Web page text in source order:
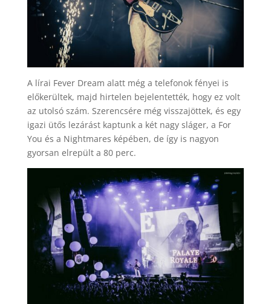
A lírai Fever Dream alatt még a telefonok fényei is
előkerültek, majd hirtelen bejelentették, hogy ez volt
az utolsó szám. Szerencsére még visszajöttek, és egy
igazi ütős lezárást kaptunk a két nagy sláger, a For
You és a Nightmares képében, de így is nagyon
gyorsan elrepült a 80 perc.